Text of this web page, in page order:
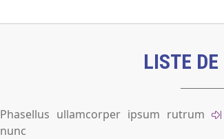
LISTE DE
Phasellus ullamcorper ipsum rutrum
nunc